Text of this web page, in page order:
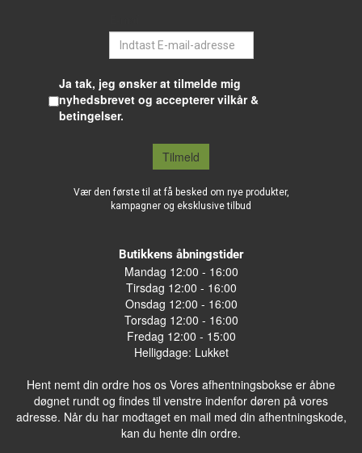
Ja tak, jeg ønsker at tilmelde mig
nyhedsbrevet og accepterer vilkår &
betingelser.
Tilmeld
Vær den første til at få besked om nye produkter,
kampagner og eksklusive tilbud
Butikkens åbningstider
Mandag 12:00 - 16:00
Tirsdag 12:00 - 16:00
Onsdag 12:00 - 16:00
Torsdag 12:00 - 16:00
Fredag 12:00 - 15:00
Helligdage: Lukket
Hent nemt din ordre hos os Vores afhentningsbokse er åbne
døgnet rundt og findes til venstre indenfor døren på vores
adresse. Når du har modtaget en mail med din afhentningskode,
kan du hente din ordre.